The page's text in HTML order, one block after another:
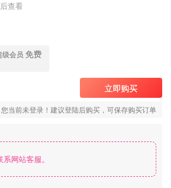
查看
级会员 免费
立即购买
您当前未登录！建议登陆后购买，可保存购买订单
网站客服。